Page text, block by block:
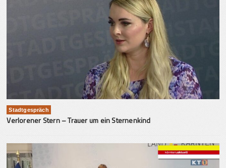
Stadtgespräch
Verlorener Stern – Trauer um ein Sternenkind